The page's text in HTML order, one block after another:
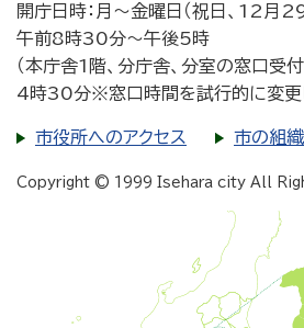
開庁日時：月～金曜日（祝日、12月
午前8時30分～午後5時
（本庁舎1階、分庁舎、分室の窓口
4時30分※窓口時間を試行的に変更し
市役所へのアクセス 市の組織
Copyright © 1999 Isehara city All